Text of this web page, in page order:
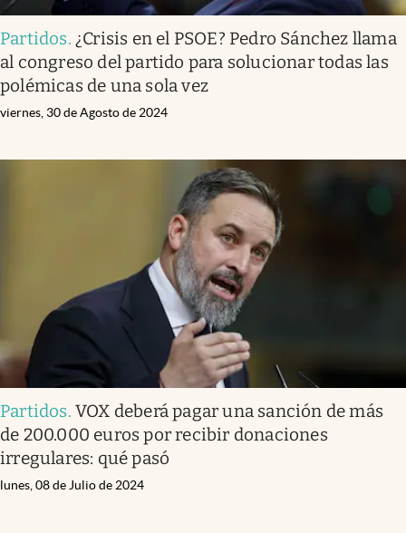
Partidos. ¿Crisis en el PSOE? Pedro Sánchez llama
al congreso del partido para solucionar todas las
polémicas de una sola vez
viernes, 30 de Agosto de 2024
Partidos.VOX deberá pagar una sanción de más
de 200.000 euros por recibir donaciones
irregulares: qué pasó
lunes, 08 de Julio de 2024